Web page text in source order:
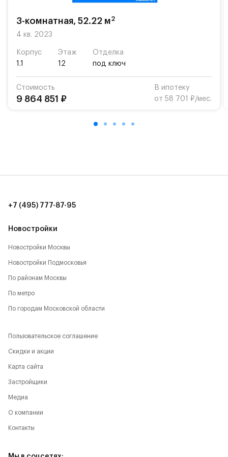
3-комнатная, 52.22 м2
4 кв. 2023
Корпус
1.1
Этаж
12
Отделка
под ключ
Стоимость
9 864 851 ₽
В ипотеку
от 58 701 ₽/мес.
Новостройки
Новостройки Москвы
Новостройки Подмосковья
По районам Москвы
По метро
По городам Московской области
+7 (495) 777-87-95
Пользовательское соглашение
Скидки и акции
Карта сайта
Застройщики
Медиа
О компании
Контакты